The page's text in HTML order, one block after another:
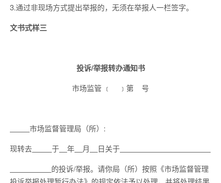
3.通过非现场方式提出举报的，无须在举报人一栏签字。
文书式样三
投诉/举报转办通知书
市场监管 ﹝ ﹞第 号
市场监督管理局（所）:
现转去
于 年 月
日关于
的投诉/举报。请你局（所）按照《市场监督管理